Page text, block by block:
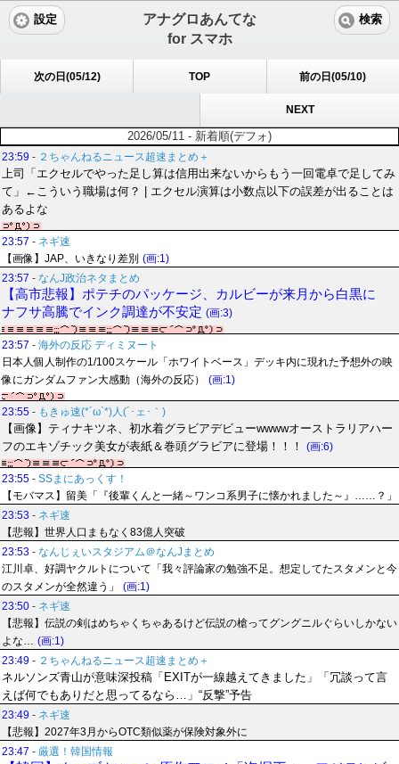
アナグロあんてな
for スマホ
設定 検索
次の日(05/12) TOP 前の日(05/10)
NEXT
2026/05/11 - 新着順(デフォ)
23:59 - ２ちゃんねるニュース超速まとめ＋
上司「エクセルでやった足し算は信用出来ないからもう一回電卓で足してみ
て」←こういう職場は何？ | エクセル演算は小数点以下の誤差が出ることは
あるよな
23:57 - ネギ速
【画像】JAP、いきなり差別 (画:1)
23:57 - なんJ政治ネタまとめ
【高市悲報】ポテチのパッケージ、カルビーが来月から白黒に
ナフサ高騰でインク調達が不安定 (画:3)
23:57 - 海外の反応 ディミヌート
日本人個人制作の1/100スケール「ホワイトベース」デッキ内に現れた予想外の映
像にガンダムファン大感動（海外の反応）
(画:1)
23:55 - もきゅ速(*´ω`*)人(´･ェ･｀)
【画像】ティナキツネ、初水着グラビアデビューwwwwオーストラリアハー
フのエキゾチック美女が表紙＆巻頭グラビアに登場！！！
(画:6)
23:55 - SSまにあっくす！
【モバマス】留美「『後輩くんと一緒～ワンコ系男子に懐かれました～』……？」
23:53 - ネギ速
【悲報】世界人口まもなく83億人突破
23:53 - なんじぇいスタジアム＠なんJまとめ
江川卓、好調ヤクルトについて「我々評論家の勉強不足。想定してたスタメンと今
のスタメンが全然違う」
(画:1)
23:50 - ネギ速
【悲報】伝説の剣はめちゃくちゃあるけど伝説の槍ってグングニルぐらいしかない
よな… (画:1)
23:49 - ２ちゃんねるニュース超速まとめ＋
ネルソンズ青山が意味深投稿「EXITが一線越えてきました」「冗談って言
えば何でもありだと思ってるなら…」“反撃”予告
23:49 - ネギ速
【悲報】2027年3月からOTC類似薬が保険対象外に
23:47 - 厳選！韓国情報